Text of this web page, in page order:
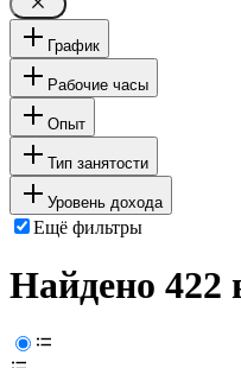
График
Рабочие часы
Опыт
Тип занятости
Уровень дохода
Ещё фильтры
Найдено 422